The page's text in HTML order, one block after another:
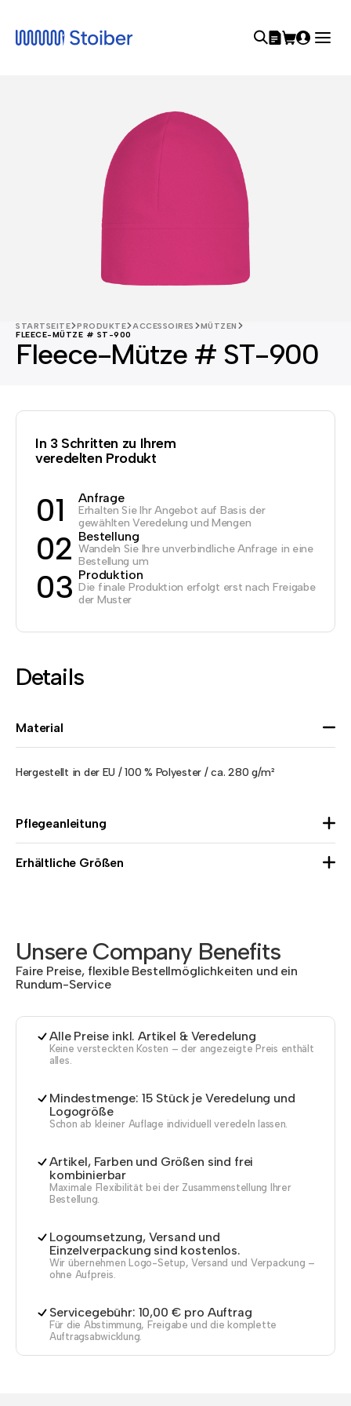
STARTSEITE PRODUKTE ACCESSOIRES
MÜTZEN
FLEECE-MÜTZE # ST-900
Fleece-Mütze # ST-900
In 3 Schritten zu Ihrem
veredelten Produkt
01 Anfrage
Erhalten Sie Ihr Angebot auf Basis der
gewählten Veredelung und Mengen
02 Bestellung
Wandeln Sie Ihre unverbindliche Anfrage in eine
Bestellung um
03 Produktion
Die finale Produktion erfolgt erst nach Freigabe
der Muster
Details
Material
Hergestellt in der EU / 100 % Polyester / ca. 280 g/m²
Pflegeanleitung
Erhältliche Größen
Unsere Company Benefits
Faire Preise, flexible Bestellmöglichkeiten und ein
Rundum-Service
Alle Preise inkl. Artikel & Veredelung
Keine versteckten Kosten – der angezeigte Preis enthält
alles.
Mindestmenge: 15 Stück je Veredelung und
Logogröße
Schon ab kleiner Auflage individuell veredeln lassen.
Artikel, Farben und Größen sind frei
kombinierbar
Maximale Flexibilität bei der Zusammenstellung Ihrer
Bestellung.
Logoumsetzung, Versand und
Einzelverpackung sind kostenlos.
Wir übernehmen Logo-Setup, Versand und Verpackung –
ohne Aufpreis.
Servicegebühr: 10,00 € pro Auftrag
Für die Abstimmung, Freigabe und die komplette
Auftragsabwicklung.